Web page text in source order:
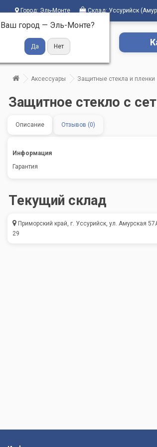
Город: Эль-Монте
Ваш город — Эль-Монте?
Склад: Уссурийск
Аксессуары Защитные стекла и пленки
Защитное стекло с
Описание Отзывов (0)
Информация
Гарантия
Текущий склад
Приморский край, г. Уссурийск, ул. Амурская
29